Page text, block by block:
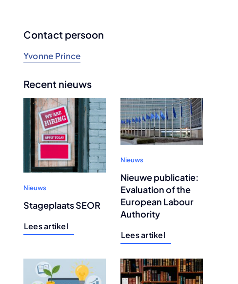
Contact persoon
Yvonne Prince
Recent nieuws
Nieuws
Stageplaats SEOR
Lees artikel
Nieuws
Nieuwe publicatie:
Evaluation of the
European Labour
Authority
Lees artikel